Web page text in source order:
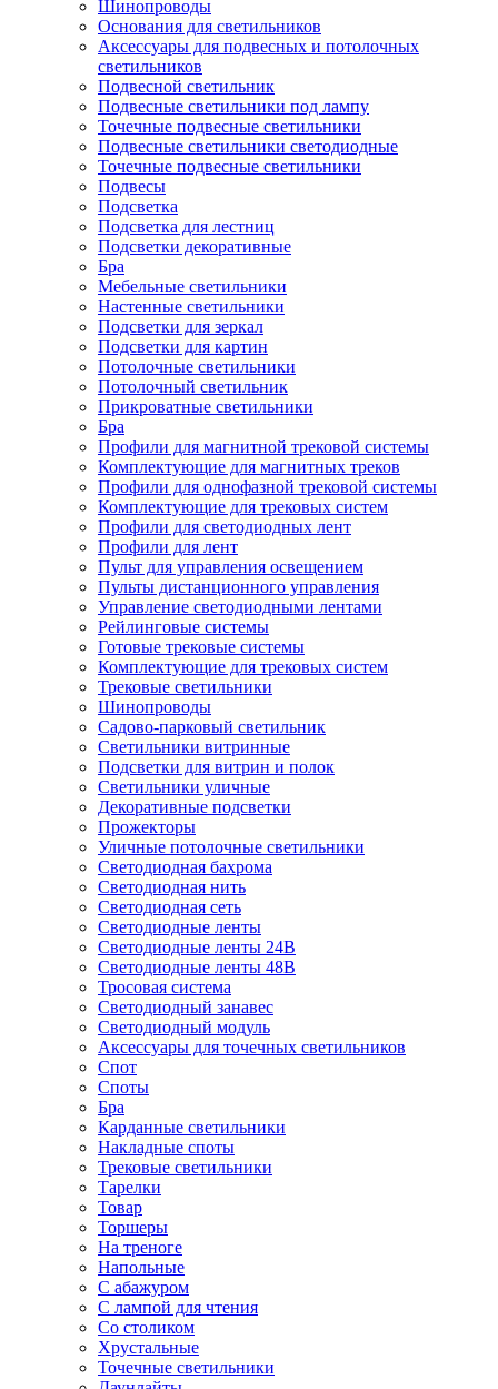
Шинопроводы
Основания для светильников
Аксессуары для подвесных и потолочных
светильников
Подвесной светильник
Подвесные светильники под лампу
Точечные подвесные светильники
Подвесные светильники светодиодные
Точечные подвесные светильники
Подвесы
Подсветка
Подсветка для лестниц
Подсветки декоративные
Бра
Мебельные светильники
Настенные светильники
Подсветки для зеркал
Подсветки для картин
Потолочные светильники
Потолочный светильник
Прикроватные светильники
Бра
Профили для магнитной трековой системы
Комплектующие для магнитных треков
Профили для однофазной трековой системы
Комплектующие для трековых систем
Профили для светодиодных лент
Профили для лент
Пульт для управления освещением
Пульты дистанционного управления
Управление светодиодными лентами
Рейлинговые системы
Готовые трековые системы
Комплектующие для трековых систем
Трековые светильники
Шинопроводы
Садово-парковый светильник
Светильники витринные
Подсветки для витрин и полок
Светильники уличные
Декоративные подсветки
Прожекторы
Уличные потолочные светильники
Светодиодная бахрома
Светодиодная нить
Светодиодная сеть
Светодиодные ленты
Светодиодные ленты 24В
Светодиодные ленты 48В
Тросовая система
Светодиодный занавес
Светодиодный модуль
Аксессуары для точечных светильников
Спот
Споты
Бра
Карданные светильники
Накладные споты
Трековые светильники
Тарелки
Товар
Торшеры
На треноге
Напольные
С абажуром
С лампой для чтения
Со столиком
Хрустальные
Точечные светильники